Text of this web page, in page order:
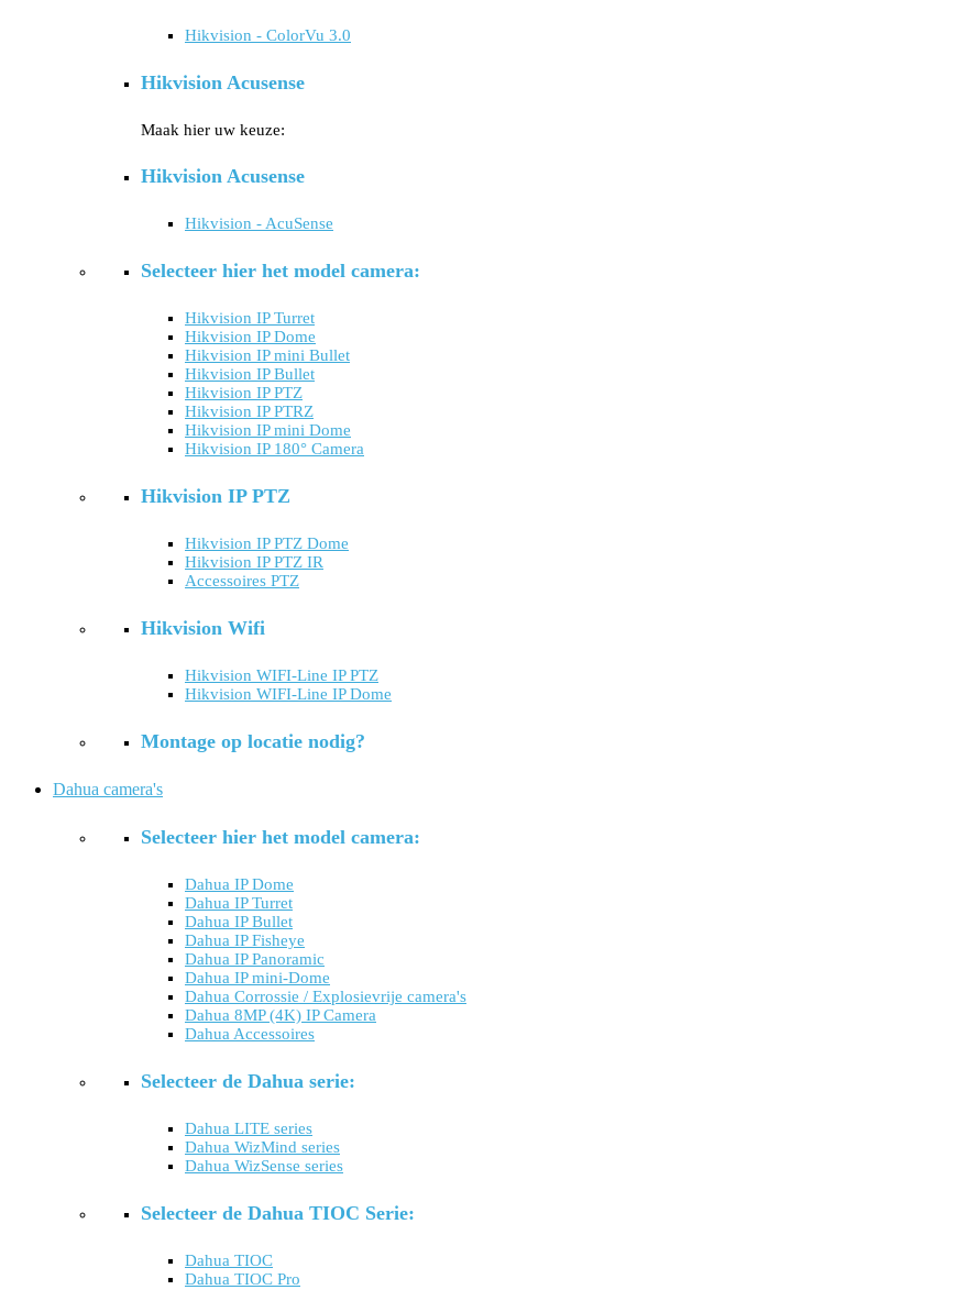
Hikvision - ColorVu 3.0
Hikvision Acusense
Maak hier uw keuze:
Hikvision Acusense
Hikvision - AcuSense
Selecteer hier het model camera:
Hikvision IP Turret
Hikvision IP Dome
Hikvision IP mini Bullet
Hikvision IP Bullet
Hikvision IP PTZ
Hikvision IP PTRZ
Hikvision IP mini Dome
Hikvision IP 180° Camera
Hikvision IP PTZ
Hikvision IP PTZ Dome
Hikvision IP PTZ IR
Accessoires PTZ
Hikvision Wifi
Hikvision WIFI-Line IP PTZ
Hikvision WIFI-Line IP Dome
Montage op locatie nodig?
Dahua camera's
Selecteer hier het model camera:
Dahua IP Dome
Dahua IP Turret
Dahua IP Bullet
Dahua IP Fisheye
Dahua IP Panoramic
Dahua IP mini-Dome
Dahua Corrossie / Explosievrije camera's
Dahua 8MP (4K) IP Camera
Dahua Accessoires
Selecteer de Dahua serie:
Dahua LITE series
Dahua WizMind series
Dahua WizSense series
Selecteer de Dahua TIOC Serie:
Dahua TIOC
Dahua TIOC Pro